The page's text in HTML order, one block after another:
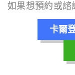
如果想預約或諮
卡爾